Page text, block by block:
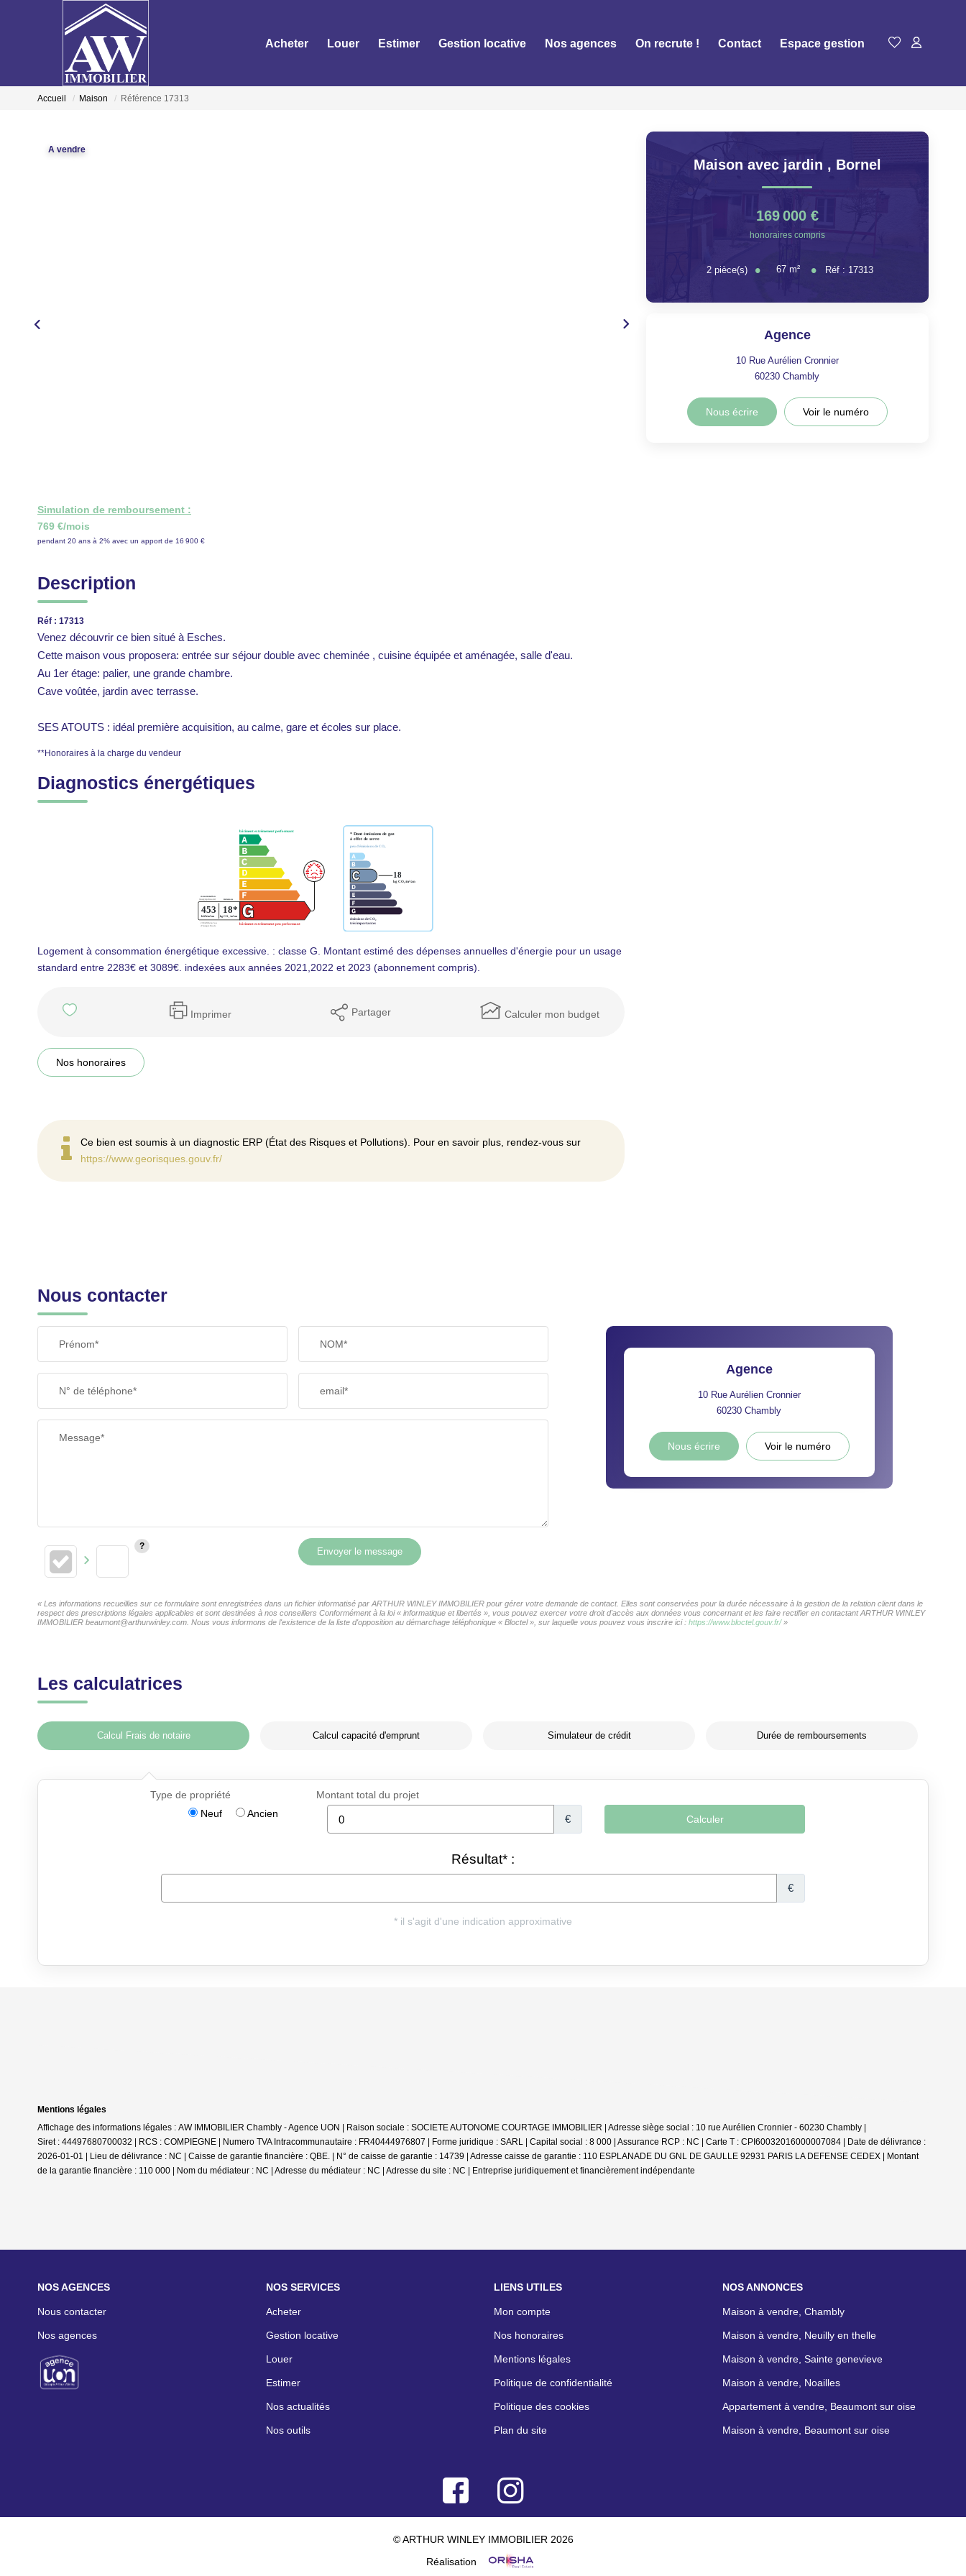
Acheter Louer Estimer Gestion locative Nos agences On recrute ! Contact Espace gestion
Accueil Maison Référence 17313
A vendre
Simulation de remboursement :
769 €/mois
pendant 20 ans à 2% avec un apport de 16 900 €
Description
Réf : 17313
Venez découvrir ce bien situé à Esches.
Cette maison vous proposera: entrée sur séjour double avec cheminée , cuisine équipée et aménagée, salle d'eau.
Au 1er étage: palier, une grande chambre.
Cave voûtée, jardin avec terrasse.
SES ATOUTS : idéal première acquisition, au calme, gare et écoles sur place.
**Honoraires à la charge du vendeur
Diagnostics énergétiques
Logement à consommation énergétique excessive. : classe G. Montant estimé des dépenses annuelles d'énergie pour un usage
standard entre 2283€ et 3089€. indexées aux années 2021,2022 et 2023 (abonnement compris).
Imprimer Partager Calculer mon budget
Nos honoraires
Ce bien est soumis à un diagnostic ERP (État des Risques et Pollutions). Pour en savoir plus, rendez-vous sur
https://www.georisques.gouv.fr/
Maison avec jardin , Bornel
169 000 €
honoraires compris
2pièce(s) 67m² Réf : 17313
Agence
10 Rue Aurélien Cronnier
60230Chambly
Nous écrire Voir le numéro
Nous contacter
Prénom* NOM*
N° de téléphone* email*
Message*
Envoyer le message
Agence
10 Rue Aurélien Cronnier
60230Chambly
Nous écrire Voir le numéro
« Les informations recueillies sur ce formulaire sont enregistrées dans un fichier informatisé par ARTHUR WINLEY IMMOBILIER pour gérer votre demande de contact. Elles sont conservées pour la durée nécessaire à la gestion de la relation client dans le
respect des prescriptions légales applicables et sont destinées à nos conseillers Conformément à la loi « informatique et libertés », vous pouvez exercer votre droit d'accès aux données vous concernant et les faire rectifier en contactant ARTHUR WINLEY
IMMOBILIER beaumont@arthurwinley.com. Nous vous informons de l'existence de la liste d'opposition au démarchage téléphonique « Bloctel », sur laquelle vous pouvez vous inscrire ici : https://www.bloctel.gouv.fr/»
Les calculatrices
Calcul Frais de notaire Calcul capacité d'emprunt Simulateur de crédit Durée de remboursements
Mentions légales
Affichage des informations légales : AW IMMOBILIER Chambly - Agence UON | Raison sociale : SOCIETE AUTONOME COURTAGE IMMOBILIER | Adresse siège social : 10 rue Aurélien Cronnier - 60230 Chambly |
Siret : 44497680700032 | RCS : COMPIEGNE | Numero TVA Intracommunautaire : FR40444976807 | Forme juridique : SARL | Capital social : 8 000 | Assurance RCP : NC | Carte T : CPI60032016000007084 | Date de délivrance :
2026-01-01 | Lieu de délivrance : NC | Caisse de garantie financière : QBE. | N° de caisse de garantie : 14739 | Adresse caisse de garantie : 110 ESPLANADE DU GNL DE GAULLE 92931 PARIS LA DEFENSE CEDEX | Montant
de la garantie financière : 110 000 | Nom du médiateur : NC | Adresse du médiateur : NC | Adresse du site : NC |
Entreprise juridiquement et financièrement indépendante
NOS AGENCES
Nous contacter
Nos agences
NOS SERVICES
Acheter
Gestion locative
Louer
Estimer
Nos actualités
Nos outils
LIENS UTILES
Mon compte
Nos honoraires
Mentions légales
Politique de confidentialité
Politique des cookies
Plan du site
NOS ANNONCES
Maison à vendre, Chambly
Maison à vendre, Neuilly en thelle
Maison à vendre, Sainte genevieve
Maison à vendre, Noailles
Appartement à vendre, Beaumont sur oise
Maison à vendre, Beaumont sur oise
© ARTHUR WINLEY IMMOBILIER 2026
Réalisation